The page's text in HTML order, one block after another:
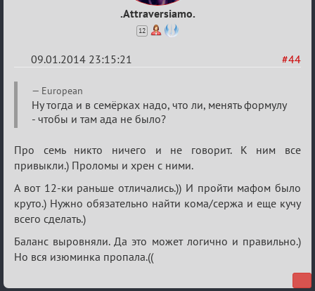
.Attraversiamo.
12
#44
09.01.2014 23:15:21
Re:
VIP-
клуб,
сумрак,
партии
на
12
European
Ну тогда и в семёрках надо, что ли, менять формулу
- чтобы и там ада не было?
Про семь никто ничего и не говорит. К ним все
привыкли.) Проломы и хрен с ними.
А вот 12-ки раньше отличались.)) И пройти мафом было
круто.) Нужно обязательно найти кома/сержа и еще кучу
всего сделать.)
Баланс выровняли. Да это может логично и правильно.)
Но вся изюминка пропала.((